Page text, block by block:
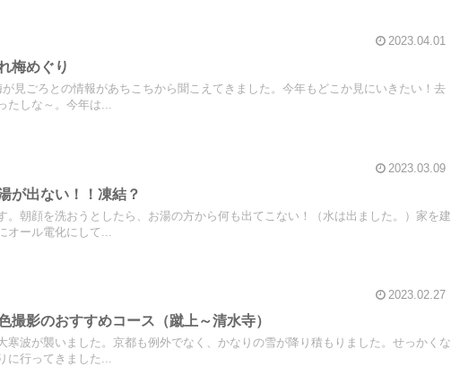
2023.04.01
梅めぐり
が見ごろとの情報があちこちから聞こえてきました。今年もどこか見にいきたい！去
たしな～。今年は...
2023.03.09
が出ない！！凍結？
。朝顔を洗おうとしたら、お湯の方から何も出てこない！（水は出ました。）家を建
オール電化にして...
2023.02.27
影のおすすめコース（蹴上～清水寺）
寒波が襲いました。京都も例外でなく、かなりの雪が降り積もりました。せっかくな
に行ってきました...